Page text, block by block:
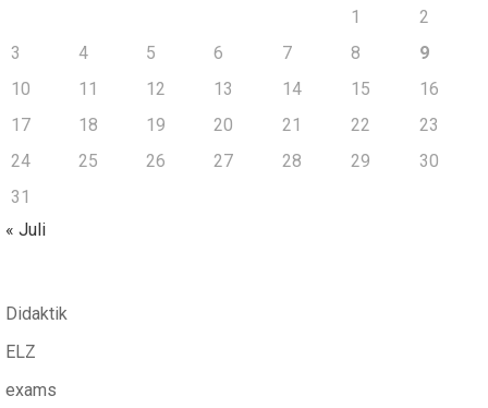
1
2
3
4 5 6 7 8
9
10
11 12 13 14 15
16
17
18 19 20 21 22
23
24
25 26 27 28 29
30
31
« Juli
Didaktik
ELZ
exams